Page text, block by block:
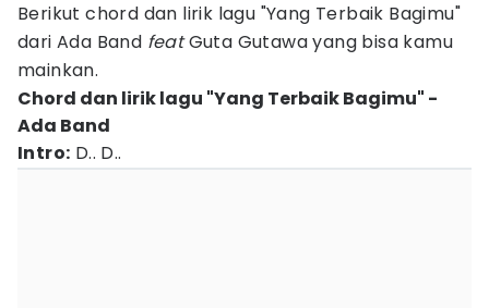
Berikut chord dan lirik lagu "Yang Terbaik Bagimu"
dari Ada Band featGuta Gutawa yang bisa kamu
mainkan.
Chord dan lirik lagu "Yang Terbaik Bagimu" -
Ada Band
Intro: D.. D..